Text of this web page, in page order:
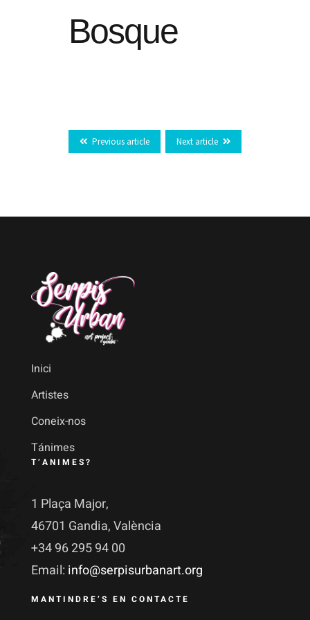
Bosque
Previous article Next article
Inici
Artistes
Coneix-nos
Tánimes
T’ANIMES?
1 Plaça Major,
46701 Gandia, València
+34 96 295 94 00
Email: info@serpisurbanart.org
MANTINDRE’S EN CONTACTE